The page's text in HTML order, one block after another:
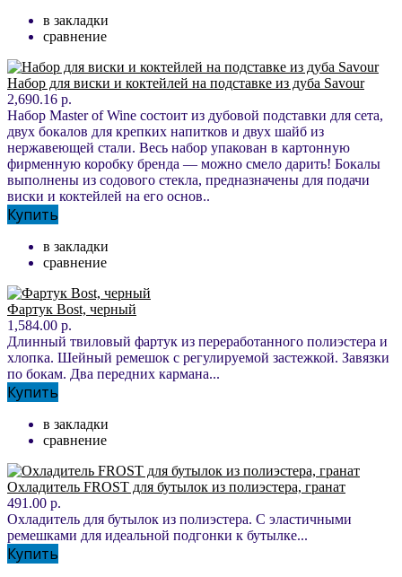
в закладки
сравнение
Набор для виски и коктейлей на подставке из дуба Savour
2,690.16 р.
Набор Master of Wine состоит из дубовой подставки для сета,
двух бокалов для крепких напитков и двух шайб из
нержавеющей стали. Весь набор упакован в картонную
фирменную коробку бренда — можно смело дарить! Бокалы
выполнены из содового стекла, предназначены для подачи
виски и коктейлей на его основ..
Купить
в закладки
сравнение
Фартук Bost, черный
1,584.00 р.
Длинный твиловый фартук из переработанного полиэстера и
хлопка. Шейный ремешок с регулируемой застежкой. Завязки
по бокам. Два передних кармана...
Купить
в закладки
сравнение
Охладитель FROST для бутылок из полиэстера, гранат
491.00 р.
Охладитель для бутылок из полиэстера. С эластичными
ремешками для идеальной подгонки к бутылке...
Купить